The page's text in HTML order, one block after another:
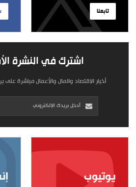
تابعنا
اشترك في النشرة
أخبار الاقتصاد والمال والأعمال مباشرة على
يوتيوب